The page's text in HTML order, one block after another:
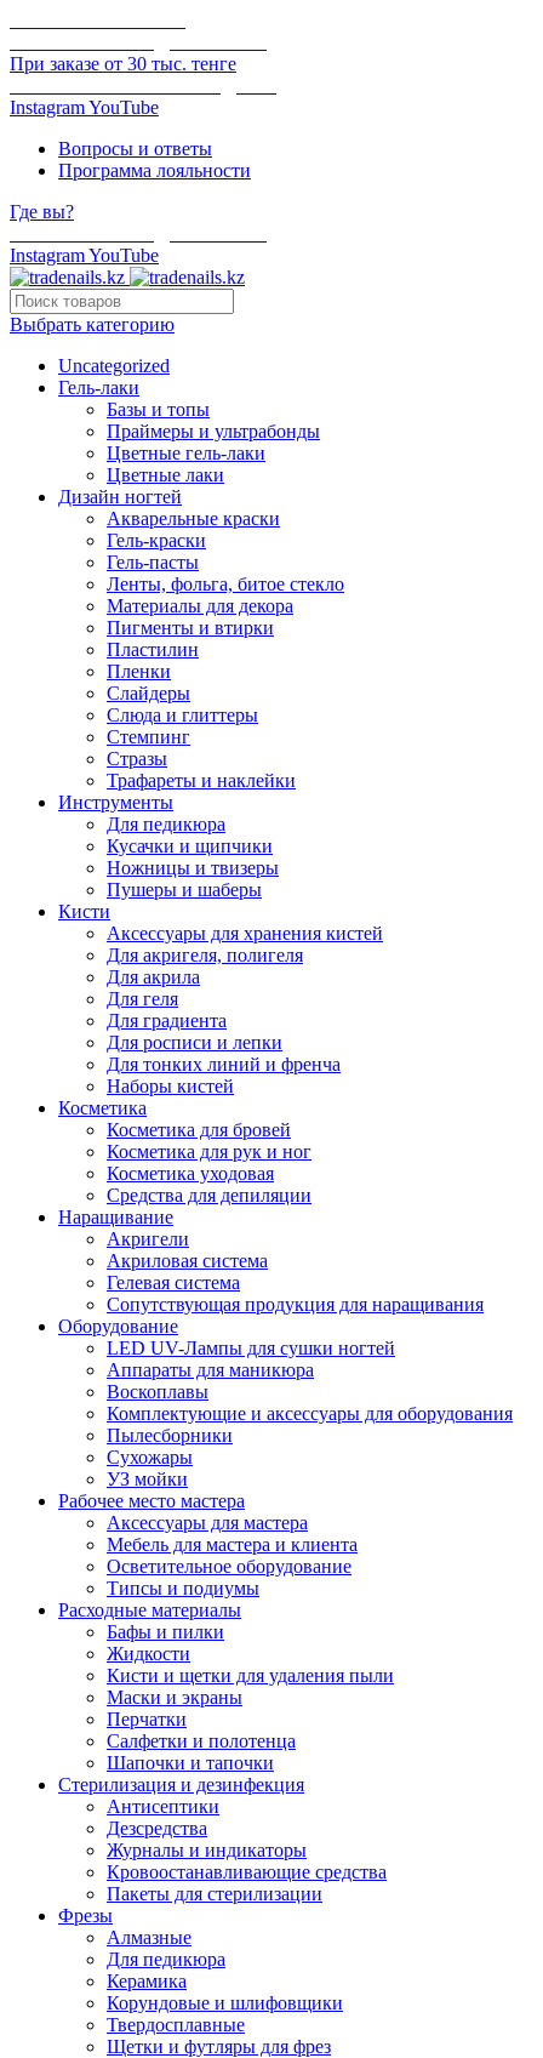
При заказе от 30 тыс. тенге
InstagramYouTube
Вопросы и ответы
Программа лояльности
Где вы?
InstagramYouTube
Выбрать категорию
Uncategorized
Гель-лаки
Базы и топы
Праймеры и ультрабонды
Цветные гель-лаки
Цветные лаки
Дизайн ногтей
Акварельные краски
Гель-краски
Гель-пасты
Ленты, фольга, битое стекло
Материалы для декора
Пигменты и втирки
Пластилин
Пленки
Слайдеры
Слюда и глиттеры
Стемпинг
Стразы
Трафареты и наклейки
Инструменты
Для педикюра
Кусачки и щипчики
Ножницы и твизеры
Пушеры и шаберы
Кисти
Аксессуары для хранения кистей
Для акригеля, полигеля
Для акрила
Для геля
Для градиента
Для росписи и лепки
Для тонких линий и френча
Наборы кистей
Косметика
Косметика для бровей
Косметика для рук и ног
Косметика уходовая
Средства для депиляции
Наращивание
Акригели
Акриловая система
Гелевая система
Сопутствующая продукция для наращивания
Оборудование
LED UV-Лампы для сушки ногтей
Аппараты для маникюра
Воскоплавы
Комплектующие и аксессуары для оборудования
Пылесборники
Сухожары
УЗ мойки
Рабочее место мастера
Аксессуары для мастера
Мебель для мастера и клиента
Осветительное оборудование
Типсы и подиумы
Расходные материалы
Бафы и пилки
Жидкости
Кисти и щетки для удаления пыли
Маски и экраны
Перчатки
Салфетки и полотенца
Шапочки и тапочки
Стерилизация и дезинфекция
Антисептики
Дезсредства
Журналы и индикаторы
Кровоостанавливающие средства
Пакеты для стерилизации
Фрезы
Алмазные
Для педикюра
Керамика
Корундовые и шлифовщики
Твердосплавные
Щетки и футляры для фрез